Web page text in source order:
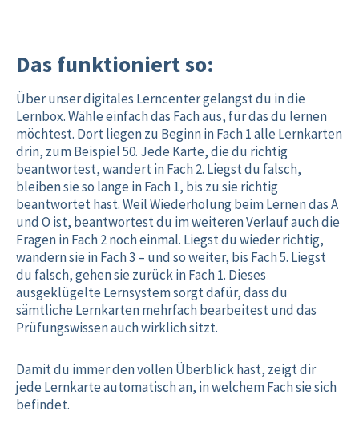
Das funktioniert so:
Über unser digitales Lerncenter gelangst du in die
Lernbox. Wähle einfach das Fach aus, für das du lernen
möchtest. Dort liegen zu Beginn in Fach 1 alle Lernkarten
drin, zum Beispiel 50. Jede Karte, die du richtig
beantwortest, wandert in Fach 2. Liegst du falsch,
bleiben sie so lange in Fach 1, bis zu sie richtig
beantwortet hast. Weil Wiederholung beim Lernen das A
und O ist, beantwortest du im weiteren Verlauf auch die
Fragen in Fach 2 noch einmal. Liegst du wieder richtig,
wandern sie in Fach 3 – und so weiter, bis Fach 5. Liegst
du falsch, gehen sie zurück in Fach 1. Dieses
ausgeklügelte Lernsystem sorgt dafür, dass du
sämtliche Lernkarten mehrfach bearbeitest und das
Prüfungswissen auch wirklich sitzt.
Damit du immer den vollen Überblick hast, zeigt dir
jede Lernkarte automatisch an, in welchem Fach sie sich
befindet.